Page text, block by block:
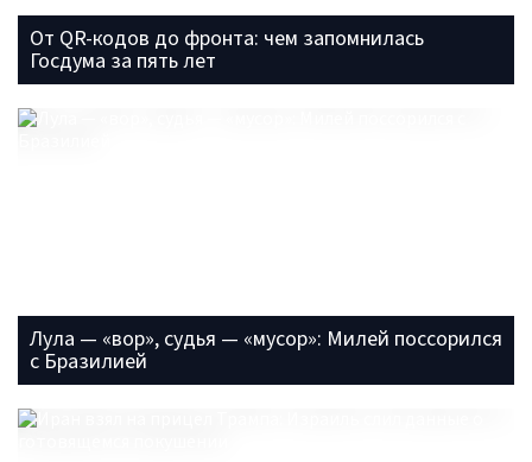
От QR-кодов до фронта: чем запомнилась
Госдума за пять лет
Лула — «вор», судья — «мусор»: Милей поссорился
с Бразилией